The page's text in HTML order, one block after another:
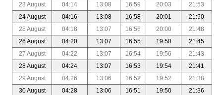
23 August
04:14 13:08 16:59 20:03
21:53
24 August
04:16 13:08 16:58 20:01
21:50
25 August
04:18 13:07 16:56 20:00
21:48
26 August
04:20 13:07 16:55 19:58
21:45
27 August
04:22 13:07 16:54 19:56
21:43
28 August
04:24 13:07 16:53 19:54
21:41
29 August
04:26 13:06 16:52 19:52
21:38
30 August
04:28 13:06 16:51 19:50
21:36